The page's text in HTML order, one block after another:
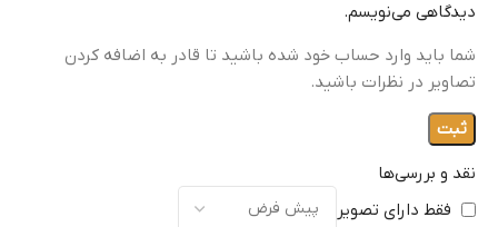
نقد و بررسی‌ها
فقط دارای تصویر
دیدگاهی می‌نویسم.
شما باید وارد حساب خود شده باشید تا قادر به اضافه کردن
تصاویر در نظرات باشید.